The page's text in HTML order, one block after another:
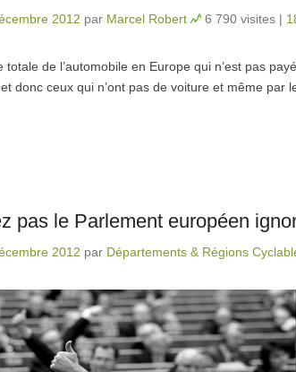
2012 par Marcel Robert 6 790 visites |
totale de l’automobile en Europe qui n’est pas
donc ceux qui n’ont pas de voiture et même par
pas le Parlement européen
2012 par Départements & Régions